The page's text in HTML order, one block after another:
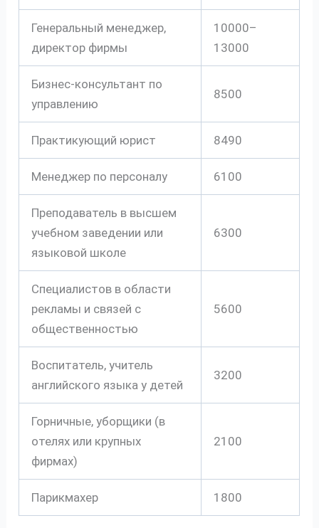
Генеральный менеджер,
директор фирмы
10000–
13000
Бизнес-консультант по
управлению
8500
Практикующий юрист 8490
Менеджер по персоналу 6100
Преподаватель в высшем
учебном заведении или
языковой школе
6300
Специалистов в области
рекламы и связей с
общественностью
5600
Воспитатель, учитель
английского языка у детей
3200
Горничные, уборщики (в
отелях или крупных
фирмах)
2100
Парикмахер 1800